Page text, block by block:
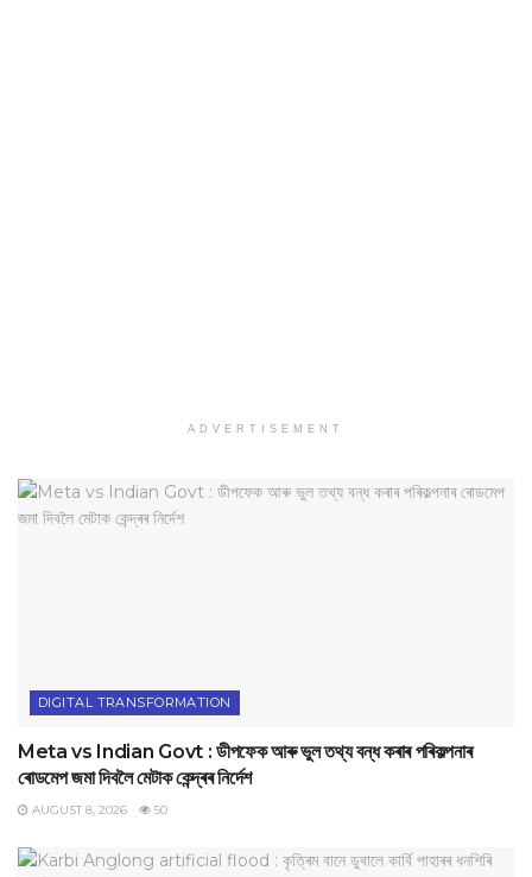
ADVERTISEMENT
DIGITAL TRANSFORMATION
Meta vs Indian Govt : ডীপফেক আৰু ভুল তথ্য বন্ধ কৰাৰ পৰিকল্পনাৰ
ৰোডমেপ জমা দিবলৈ মেটাক কেন্দ্ৰৰ নিৰ্দেশ
AUGUST 8, 2026 50